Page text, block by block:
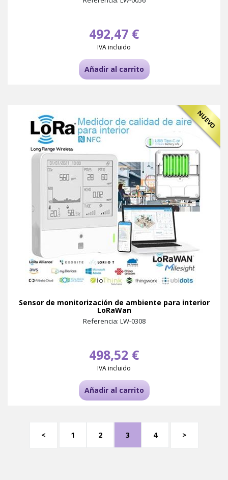
492,47 €
IVA incluido
Añadir al carrito
NUEVO
Sensor de monitorización de ambiente para interior
LoRaWan
Referencia: LW-0308
498,52 €
IVA incluido
Añadir al carrito
< 1 2 3 4 >